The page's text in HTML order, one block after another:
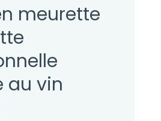
meurette
au vin